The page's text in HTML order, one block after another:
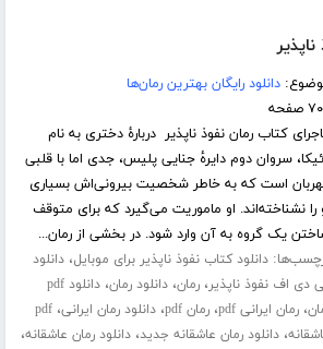
دانلود رایگان بهترین رمان‌ها
صفحه
کتاب رمان نفوذ ناپذیر دربارۀ دختری به نام
سروان دوم دایرهٔ جنایی پلیس، جدی اما با قلبی
است که به خاطر شخصیت بیرونی‌اش بسیاری
را نشناخته‌اند. او ماموریت می‌گیرد که برای متوقف
یک گروه به آن وارد شود. در بخشی از رمان...
دانلود کتاب نفوذ ناپذیر برای موبایل،دانلود
دی اف نفوذ ناپذیر،رمان،دانلود رمان،
دانلود pdf
،رمان ایرانی pdf ،رمان pdf ،دانلود رمان ایرانی،pdf
،دانلود رمان عاشقانه جدید،دانلود رمان عاشقانه،